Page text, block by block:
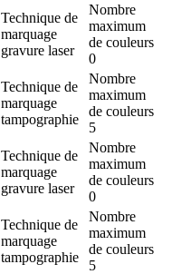
Technique de
marquage
gravure laser
Nombre
maximum
de couleurs
0
Technique de
marquage
tampographie
Nombre
maximum
de couleurs
5
Technique de
marquage
gravure laser
Nombre
maximum
de couleurs
0
Technique de
marquage
tampographie
Nombre
maximum
de couleurs
5